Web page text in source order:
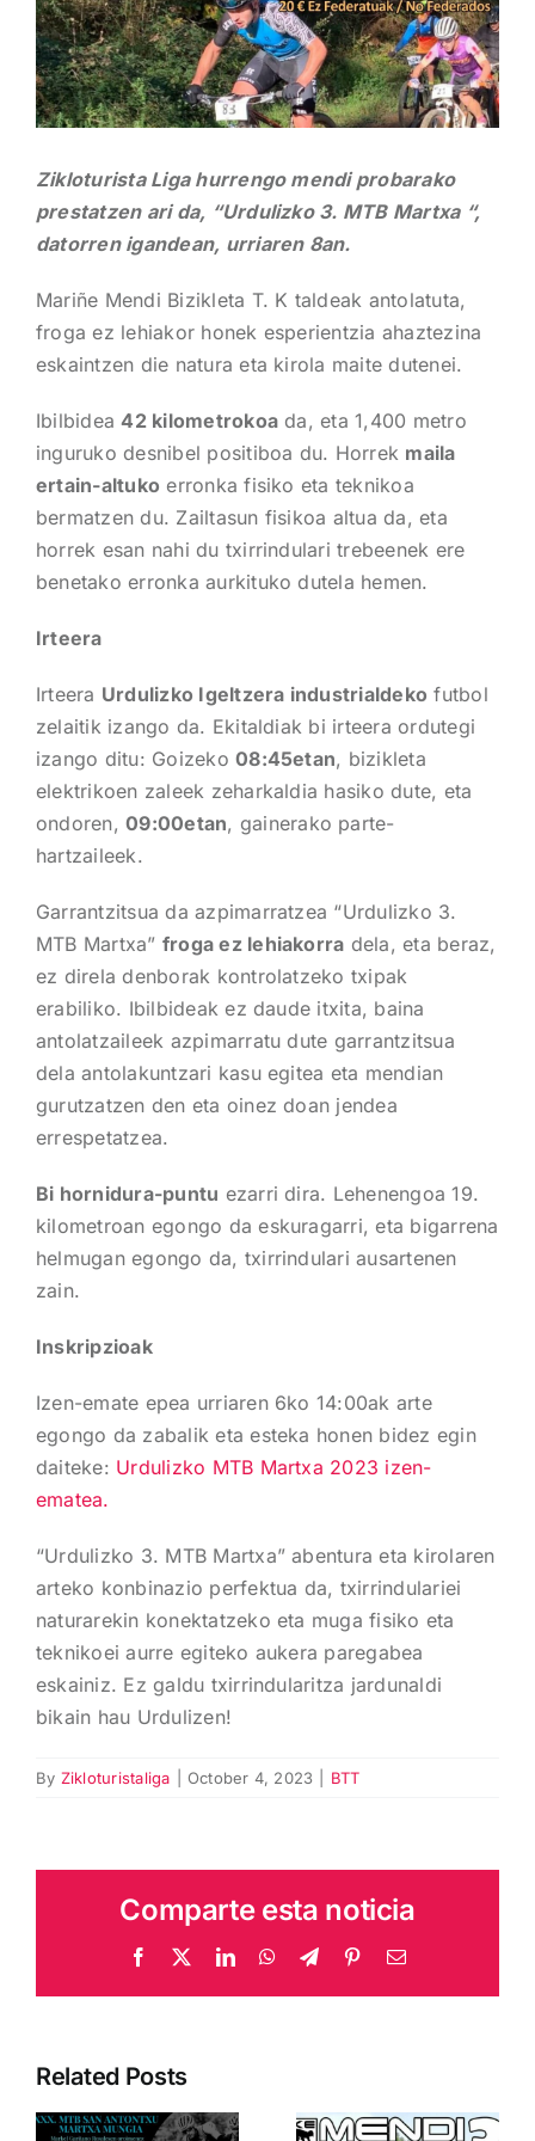
Zikloturista Liga hurrengo mendi probarako
prestatzen ari da, “Urdulizko 3. MTB Martxa “,
datorren igandean, urriaren 8an.
Mariñe Mendi Bizikleta T. K taldeak antolatuta,
froga ez lehiakor honek esperientzia ahaztezina
eskaintzen die natura eta kirola maite dutenei.
Ibilbidea42 kilometrokoa da, eta 1,400 metro
inguruko desnibel positiboa du. Horrek maila
ertain-altuko erronka fisiko eta teknikoa
bermatzen du. Zailtasun fisikoa altua da, eta
horrek esan nahi du txirrindulari trebeenek ere
benetako erronka aurkituko dutela hemen.
Irteera
Irteera Urdulizko Igeltzera industrialdeko futbol
zelaitik izango da. Ekitaldiak bi irteera ordutegi
izango ditu: Goizeko08:45etan, bizikleta
elektrikoen zaleek zeharkaldia hasiko dute, eta
ondoren,09:00etan, gainerako parte-
hartzaileek.
Garrantzitsua da azpimarratzea “Urdulizko 3.
MTB Martxa” froga ez lehiakorra dela, eta beraz,
ez direla denborak kontrolatzeko txipak
erabiliko. Ibilbideak ez daude itxita, baina
antolatzaileek azpimarratu dute garrantzitsua
dela antolakuntzari kasu egitea eta mendian
gurutzatzen den eta oinez doan jendea
errespetatzea.
Bi hornidura-puntu ezarri dira. Lehenengoa 19.
kilometroan egongo da eskuragarri, eta bigarrena
helmugan egongo da, txirrindulari ausartenen
zain.
Inskripzioak
Izen-emate epea urriaren 6ko 14:00ak arte
egongo da zabalik eta esteka honen bidez egin
daiteke: Urdulizko MTB Martxa 2023 izen-
ematea.
“Urdulizko 3. MTB Martxa” abentura eta kirolaren
arteko konbinazio perfektua da, txirrindulariei
naturarekin konektatzeko eta muga fisiko eta
teknikoei aurre egiteko aukera paregabea
eskainiz. Ez galdu txirrindularitza jardunaldi
bikain hau Urdulizen!
By Zikloturistaliga October 4, 2023 BTT
Comparte esta noticia
Facebook LinkedInWhatsApp
TelegramPinterestEmail
Related Posts
Otsailaren
2an
Mungiara